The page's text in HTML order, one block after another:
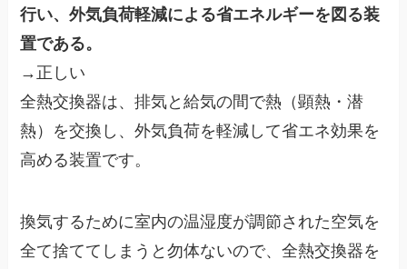
行い、外気負荷軽減による省エネルギーを図る装
置である。
→正しい
全熱交換器は、排気と給気の間で熱（顕熱・潜
熱）を交換し、外気負荷を軽減して省エネ効果を
高める装置です。
換気するために室内の温湿度が調節された空気を
全て捨ててしまうと勿体ないので、全熱交換器を